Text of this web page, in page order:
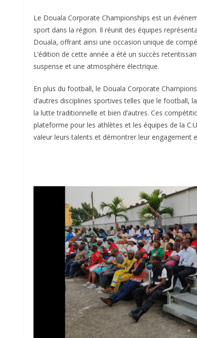
Le Douala Corporate Championships est un
sport dans la région. Il réunit des équipes
Douala, offrant ainsi une occasion unique de
L’édition de cette année a été un succès
suspense et une atmosphère électrique.
En plus du football, le Douala Corporate
d’autres disciplines sportives telles que le football,
la lutte traditionnelle et bien d’autres. Ces
plateforme pour les athlètes et les équipes de la
valeur leurs talents et démontrer leur engagement